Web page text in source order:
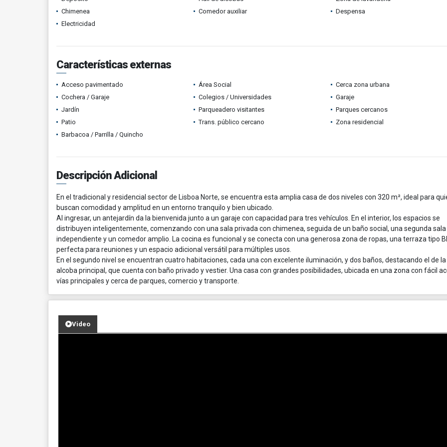
Chimenea
Comedor auxiliar
Despensa
Electricidad
Características externas
Acceso pavimentado Área Social
Cerca zona urbana
Cochera / Garaje
Colegios / Universidades
Garaje
Jardín
Parqueadero visitantes
Parques cercanos
Patio
Trans. público cercano
Zona residencial
Barbacoa / Parrilla / Quincho
Descripción Adicional
En el tradicional y residencial sector de Lisboa Norte, se encuentra esta amplia casa de dos niveles con 320 m², ideal para
buscan comodidad y amplitud en un entorno tranquilo y bien ubicado.
Al ingresar, un antejardín da la bienvenida junto a un garaje con capacidad para tres vehículos. En el interior, los espacios se
distribuyen inteligentemente, comenzando con una sala privada con chimenea, seguida de un baño social, una segunda sala
independiente y un comedor amplio. La cocina es funcional y se conecta con una generosa zona de ropas, una terraza tipo
perfecta para reuniones y un espacio adicional versátil para múltiples usos.
En el segundo nivel se encuentran cuatro habitaciones, cada una con excelente iluminación, y dos baños, destacando el de la
alcoba principal, que cuenta con baño privado y vestier. Una casa con grandes posibilidades, ubicada en una zona con fácil
vías principales y cerca de parques, comercio y transporte.
Video